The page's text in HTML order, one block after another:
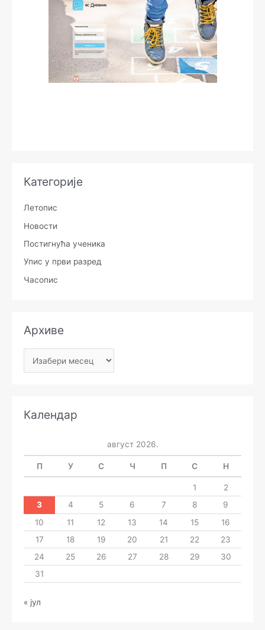
Категорије
Летопис
Новости
Постигнућа ученика
Упис у први разред
Часопис
Архиве
Календар
август 2026.
П У С Ч П С Н
1
2
3
4 5 6 7 8
9
10
11 12 13 14 15
16
17
18 19 20 21 22
23
24
25 26 27 28 29
30
31
« јул